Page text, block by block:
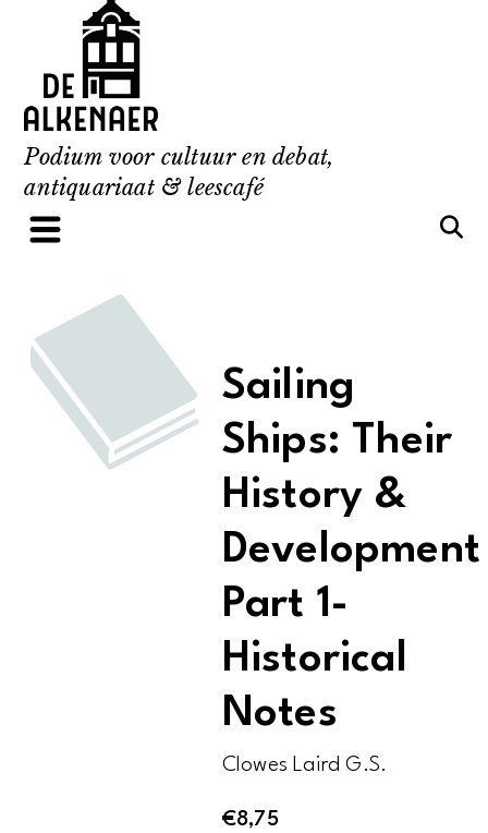
content
Podium voor cultuur en debat,
antiquariaat & leescafé
Sailing
Ships: Their
History &
Development
Part 1-
Historical
Notes
Clowes Laird G.S.
€8,75